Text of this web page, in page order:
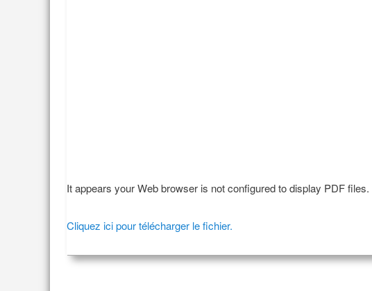
It appears your Web browser is not configured to display PDF files.
Cliquez ici pour télécharger le fichier.